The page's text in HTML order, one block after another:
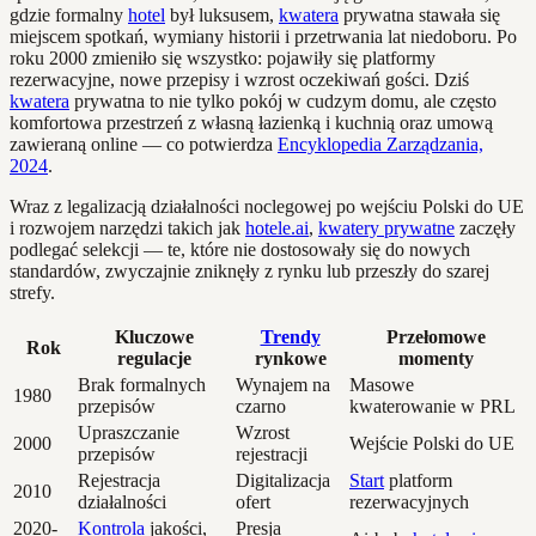
gdzie formalny hotel był luksusem, kwatera prywatna stawała się
miejscem spotkań, wymiany historii i przetrwania lat niedoboru. Po
roku 2000 zmieniło się wszystko: pojawiły się platformy
rezerwacyjne, nowe przepisy i wzrost oczekiwań gości. Dziś
kwatera prywatna to nie tylko pokój w cudzym domu, ale często
komfortowa przestrzeń z własną łazienką i kuchnią oraz umową
zawieraną online — co potwierdza Encyklopedia Zarządzania,
2024.
Wraz z legalizacją działalności noclegowej po wejściu Polski do UE
i rozwojem narzędzi takich jak hotele.ai, kwatery prywatne zaczęły
podlegać selekcji — te, które nie dostosowały się do nowych
standardów, zwyczajnie zniknęły z rynku lub przeszły do szarej
strefy.
Rok
Kluczowe
regulacje
Trendy
rynkowe
Przełomowe
momenty
1980
Brak formalnych
przepisów
Wynajem na
czarno
Masowe
kwaterowanie w PRL
2000
Upraszczanie
przepisów
Wzrost
rejestracji
Wejście Polski do UE
2010
Rejestracja
działalności
Digitalizacja
ofert
Start platform
rezerwacyjnych
2020-
Kontrola jakości, Presja